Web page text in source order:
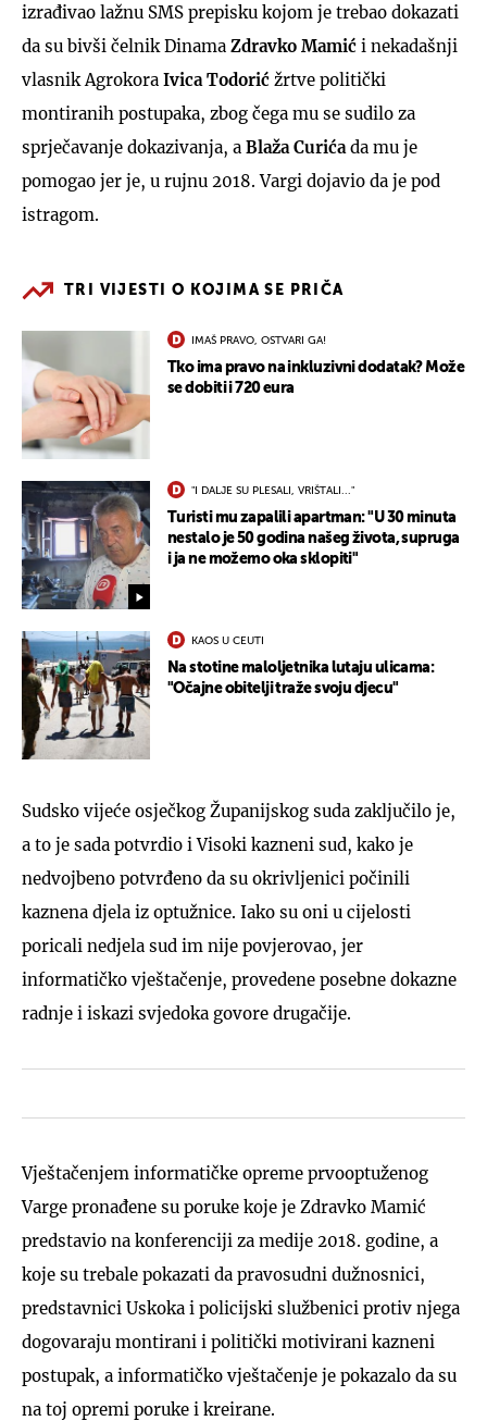
izrađivao lažnu SMS prepisku kojom je trebao dokazati
da su bivši čelnik Dinama Zdravko Mamić i nekadašnji
vlasnik Agrokora Ivica Todorić žrtve politički
montiranih postupaka, zbog čega mu se sudilo za
sprječavanje dokazivanja, a Blaža Curića da mu je
pomogao jer je, u rujnu 2018. Vargi dojavio da je pod
istragom.
TRI VIJESTI O KOJIMA SE PRIČA
IMAŠ PRAVO, OSTVARI GA!
Tko ima pravo na inkluzivni dodatak? Može
se dobiti i 720 eura
"I DALJE SU PLESALI, VRIŠTALI..."
Turisti mu zapalili apartman: "U 30 minuta
nestalo je 50 godina našeg života, supruga
i ja ne možemo oka sklopiti"
KAOS U CEUTI
Na stotine maloljetnika lutaju ulicama:
"Očajne obitelji traže svoju djecu"
Sudsko vijeće osječkog Županijskog suda zaključilo je,
a to je sada potvrdio i Visoki kazneni sud, kako je
nedvojbeno potvrđeno da su okrivljenici počinili
kaznena djela iz optužnice. Iako su oni u cijelosti
poricali nedjela sud im nije povjerovao, jer
informatičko vještačenje, provedene posebne dokazne
radnje i iskazi svjedoka govore drugačije.
Vještačenjem informatičke opreme prvooptuženog
Varge pronađene su poruke koje je Zdravko Mamić
predstavio na konferenciji za medije 2018. godine, a
koje su trebale pokazati da pravosudni dužnosnici,
predstavnici Uskoka i policijski službenici protiv njega
dogovaraju montirani i politički motivirani kazneni
postupak, a informatičko vještačenje je pokazalo da su
na toj opremi poruke i kreirane.